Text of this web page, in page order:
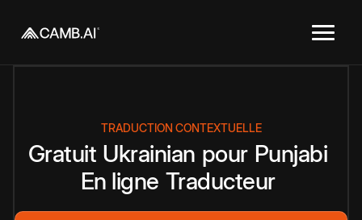
TRADUCTION CONTEXTUELLE
Gratuit Ukrainian pour Punjabi
En ligne Traducteur